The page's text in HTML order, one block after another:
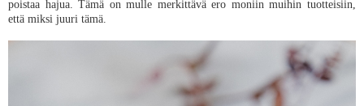
poistaa hajua. Tämä on mulle merkittävä ero moniin muihin tuotteisiin,
että miksi juuri tämä.